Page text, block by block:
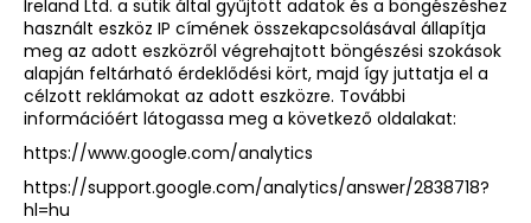
Ireland Ltd. a sütik által gyűjtött adatok és a böngészéshez
használt eszköz IP címének összekapcsolásával állapítja
meg az adott eszközről végrehajtott böngészési szokások
alapján feltárható érdeklődési kört, majd így juttatja el a
célzott reklámokat az adott eszközre. További
információért látogassa meg a következő oldalakat:
https://www.google.com/analytics
https://support.google.com/analytics/answer/2838718?
hl=hu